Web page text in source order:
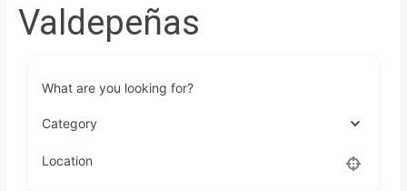
Valdepeñas
What are you looking for?
Category
Location